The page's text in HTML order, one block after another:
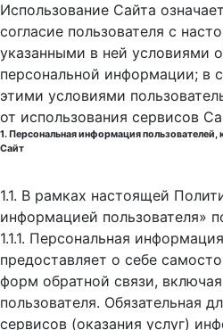
Использование Сайта
согласие пользователя с
указанными в ней условиями
персональной информации; в
этими условиями
от использования сервисов
1. Персональная информация
Сайт
1.1. В рамках настоящей
информацией пользователя»
1.1.1. Персональная
предоставляет о себе
форм обратной связи,
пользователя. Обязательная
сервисов (оказания услуг)